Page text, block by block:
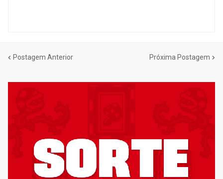
Postagem Anterior Próxima Postagem